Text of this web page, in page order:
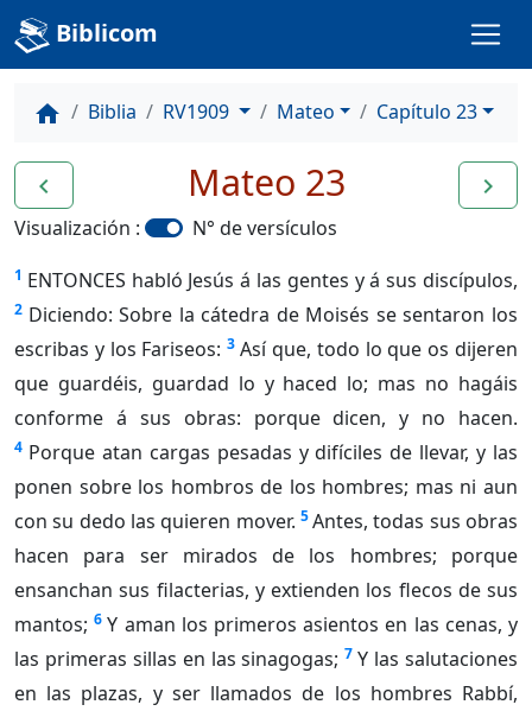
Biblicom
home Biblia RV1909 Mateo Capítulo 23
navigate_before navigate_next
Mateo 23
Visualización : N° de versículos
1 ENTONCES habló Jesús á las gentes y á sus discípulos,
2 Diciendo: Sobre la cátedra de Moisés se sentaron los
escribas y los Fariseos: 3 Así que, todo lo que os dijeren
que guardéis, guardad lo y haced lo; mas no hagáis
conforme á sus obras: porque dicen, y no hacen.
4 Porque atan cargas pesadas y difíciles de llevar, y las
ponen sobre los hombros de los hombres; mas ni aun
con su dedo las quieren mover. 5Antes, todas sus obras
hacen para ser mirados de los hombres; porque
ensanchan sus filacterias, y extienden los flecos de sus
mantos; 6 Y aman los primeros asientos en las cenas, y
las primeras sillas en las sinagogas; 7 Y las salutaciones
en las plazas, y ser llamados de los hombres Rabbí,